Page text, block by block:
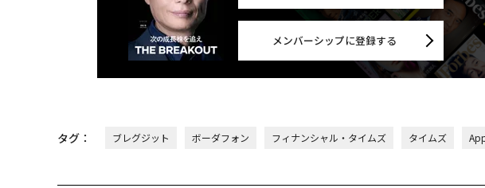
メンバーシップに登録する
タグ： ブレグジット ボーダフォン フィナンシャル・タイムズ タイムズ